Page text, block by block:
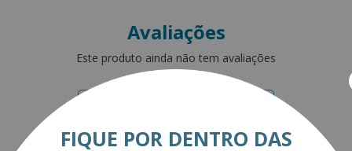
Avaliações
Este produto ainda não tem avaliações
FIQUE POR DENTRO DAS